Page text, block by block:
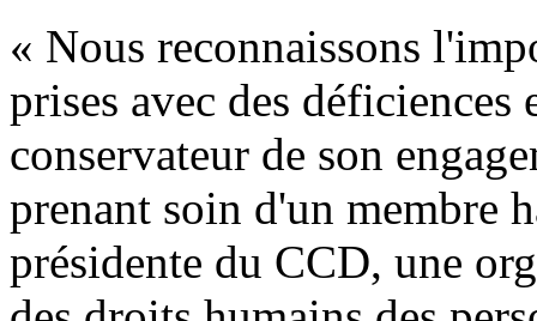
« Nous reconnaissons
prises avec des
conservateur de son
prenant soin d'un membre
présidente du CCD, une